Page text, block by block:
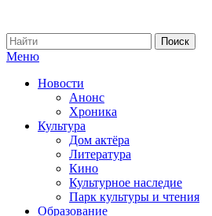
Меню
Новости
Анонс
Хроника
Культура
Дом актёра
Литература
Кино
Культурное наследие
Парк культуры и чтения
Образование